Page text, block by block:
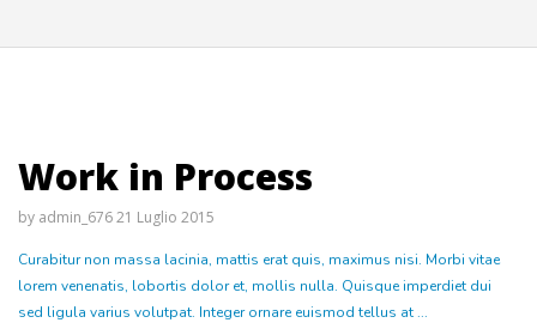
Work in Process
by admin_67621 Luglio 2015
Curabitur non massa lacinia, mattis erat quis, maximus nisi. Morbi vitae
lorem venenatis, lobortis dolor et, mollis nulla. Quisque imperdiet dui
sed ligula varius volutpat. Integer ornare euismod tellus at ...